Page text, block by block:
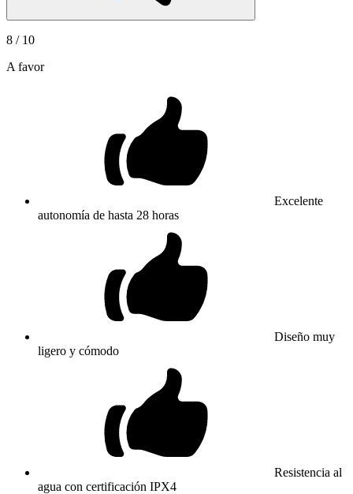
8 / 10
A favor
Excelente
autonomía de hasta 28 horas
Diseño muy
ligero y cómodo
Resistencia al
agua con certificación IPX4